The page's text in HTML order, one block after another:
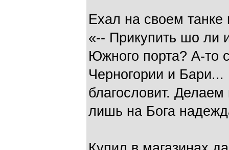
Ехал на своем
«-- Прикупить шо ли
Южного порта? А-то
Черногории и Бари...
благословит.
лишь на Бога